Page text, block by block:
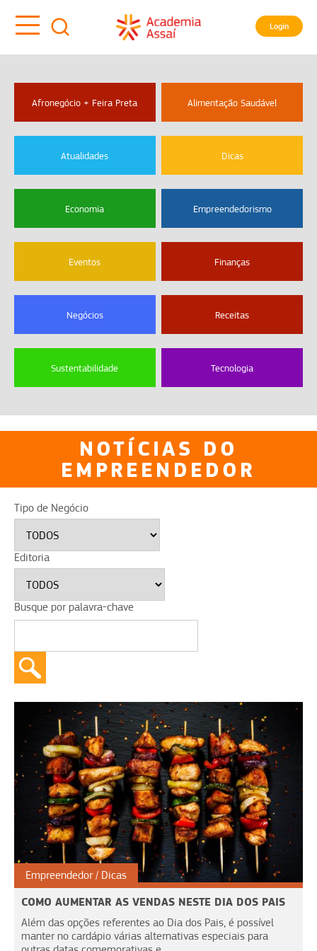
Login
Afronegócio + Feira Preta Alimentação Saudável
Atualidades Dicas
Economia Empreendedorismo
Eventos Finanças
Negócios Receitas
Sustentabilidade Tecnologia
NOTÍCIAS DO
EMPREENDEDOR
Tipo de Negócio
Editoria
Busque por palavra-chave
Empreendedor Dicas
COMO AUMENTAR AS VENDAS NESTE DIA DOS PAIS
Além das opções referentes ao Dia dos Pais, é possível
manter no cardápio várias alternativas especiais para